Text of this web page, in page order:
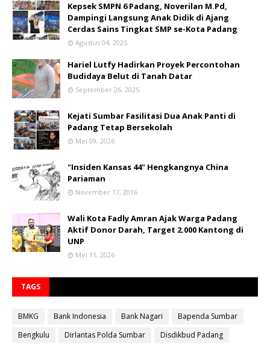
Kepsek SMPN 6 Padang, Noverilan M.Pd,
Dampingi Langsung Anak Didik di Ajang
Cerdas Sains Tingkat SMP se-Kota Padang
Agustus 04, 2025
Hariel Lutfy Hadirkan Proyek Percontohan
Budidaya Belut di Tanah Datar
September 26, 2025
Kejati Sumbar Fasilitasi Dua Anak Panti di
Padang Tetap Bersekolah
Mei 09, 2026
"Insiden Kansas 44" Hengkangnya China
Pariaman
November 17, 2016
Wali Kota Fadly Amran Ajak Warga Padang
Aktif Donor Darah, Target 2.000 Kantong di
UNP
Mei 11, 2026
TAGS
BMKG Bank Indonesia Bank Nagari
Bapenda Sumbar
Bengkulu
Dirlantas Polda Sumbar Disdikbud Padang